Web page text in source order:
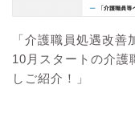
「介護職員処遇改
10月スタートの介護
しご紹介！」